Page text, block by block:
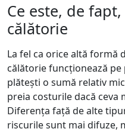
Ce este, de
călătorie
La fel ca orice altă formă
călătorie funcționează
plătești o sumă relativ
preia costurile dacă ceva
Diferența față de alte
riscurile sunt mai difuze,